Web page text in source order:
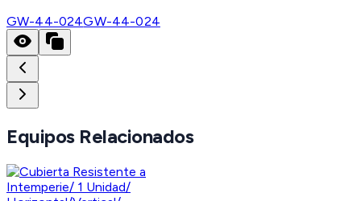
GW-44-024GW-44-024
Equipos Relacionados